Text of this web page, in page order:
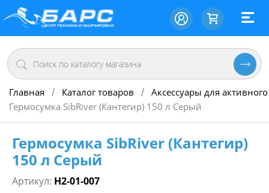
Главная / Каталог товаров / Аксессуары для
Гермосумка SibRiver (Кантегир) 150 л Серый
Гермосумка SibRiver (Кантегир)
150 л Серый
Артикул: Н2-01-007